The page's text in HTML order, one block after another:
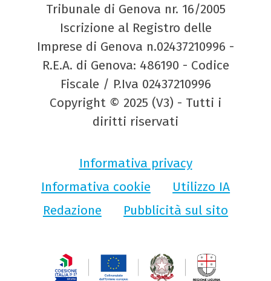
Tribunale di Genova nr. 16/2005
Iscrizione al Registro delle
Imprese di Genova n.02437210996 -
R.E.A. di Genova: 486190 - Codice
Fiscale / P.Iva 02437210996
Copyright © 2025 (V3) - Tutti i
diritti riservati
Informativa privacy
Informativa cookie
Utilizzo IA
Redazione
Pubblicità sul sito